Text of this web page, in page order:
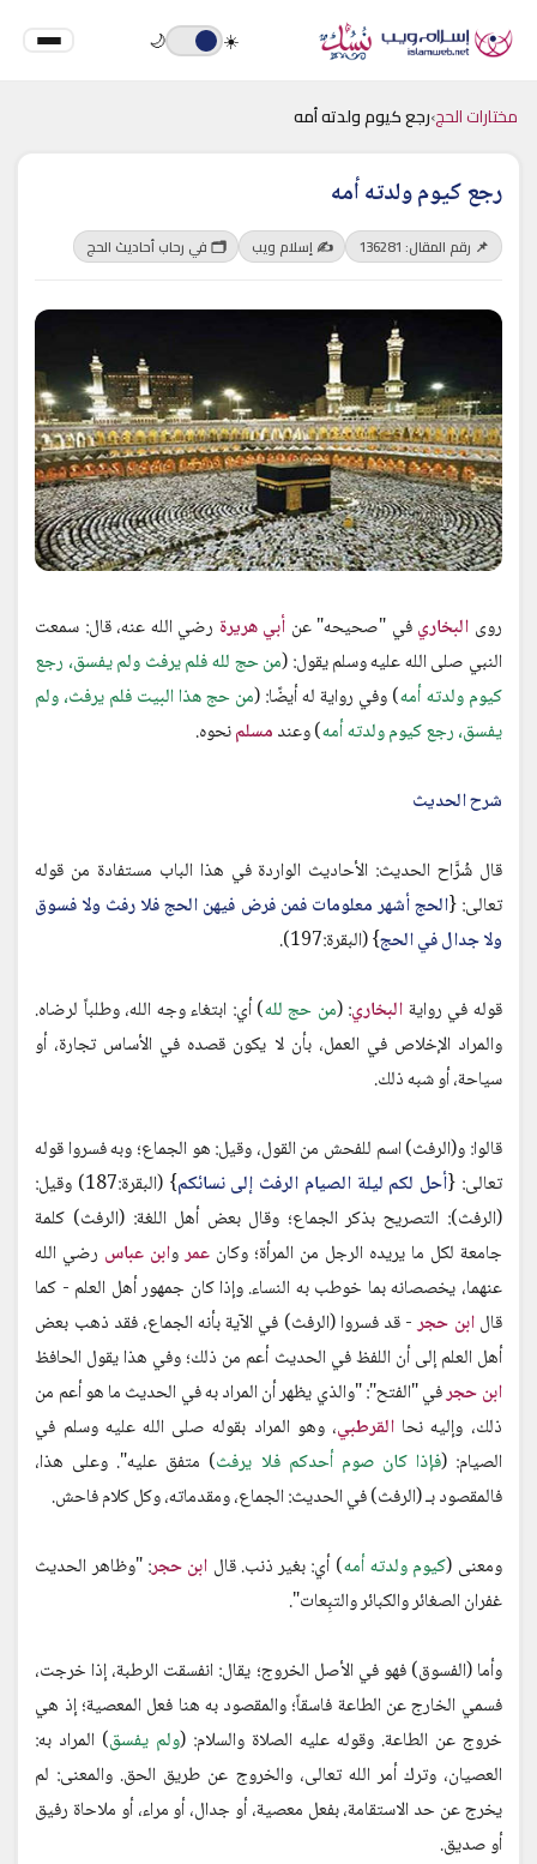
☀️
🌙
مختارات الحج›رجع كيوم ولدته أمه
رجع كيوم ولدته أمه
📌 رقم المقال: 136281 ✍️ إسلام ويب 🗂 في رحاب أحاديث الحج
روى البخاريفي "صحيحه" عن أبي هريرة رضي الله عنه، قال: سمعت
النبي صلى الله عليه وسلم يقول: (من حج لله فلم يرفث ولم يفسق، رجع
كيوم ولدته أمه) وفي رواية له أيضًا: (من حج هذا البيت فلم يرفث، ولم
يفسق، رجع كيوم ولدته أمه) وعندمسلمنحوه.
شرح الحديث
قال شُرَّاح الحديث: الأحاديث الواردة في هذا الباب مستفادة من قوله
تعالى: {الحج أشهر معلومات فمن فرض فيهن الحج فلا رفث ولا فسوق
ولا جدال في الحج} (البقرة:197).
قوله في روايةالبخاري: (من حج لله) أي: ابتغاء وجه الله، وطلباً لرضاه.
والمراد الإخلاص في العمل، بأن لا يكون قصده في الأساس تجارة، أو
سياحة، أو شبه ذلك.
قالوا: و(الرفث) اسم للفحش من القول، وقيل: هو الجماع؛ وبه فسروا قوله
تعالى: {أحل لكم ليلة الصيام الرفث إلى نسائكم
} (البقرة:187) وقيل:
(الرفث): التصريح بذكر الجماع؛ وقال بعض أهل اللغة: (الرفث) كلمة
جامعة لكل ما يريده الرجل من المرأة؛ وكان عمروابن عباس رضي الله
عنهما، يخصصانه بما خوطب به النساء. وإذا كان جمهور أهل العلم - كما
قالابن حجر- قد فسروا (الرفث) في الآية بأنه الجماع، فقد ذهب بعض
أهل العلم إلى أن اللفظ في الحديث أعم من ذلك؛ وفي هذا يقول الحافظ
ابن حجرفي "الفتح": "والذي يظهر أن المراد به في الحديث ما هو أعم من
ذلك، وإليه نحا القرطبي، وهو المراد بقوله صلى الله عليه وسلم في
الصيام: (فإذا كان صوم أحدكم فلا يرفث) متفق عليه". وعلى هذا،
فالمقصود بـ (الرفث) في الحديث: الجماع، ومقدماته، وكل كلام فاحش.
ومعنى (كيوم ولدته أمه) أي: بغير ذنب. قال ابن حجر: "وظاهر الحديث
غفران الصغائر والكبائر والتبِعات".
وأما (الفسوق) فهو في الأصل الخروج؛ يقال: انفسقت الرطبة، إذا خرجت،
فسمي الخارج عن الطاعة فاسقاً؛ والمقصود به هنا فعل المعصية؛ إذ هي
خروج عن الطاعة. وقوله عليه الصلاة والسلام: (ولم يفسق) المراد به:
العصيان، وترك أمر الله تعالى، والخروج عن طريق الحق. والمعنى: لم
يخرج عن حد الاستقامة، بفعل معصية، أو جدال، أو مراء، أو ملاحاة رفيق
أو صديق.